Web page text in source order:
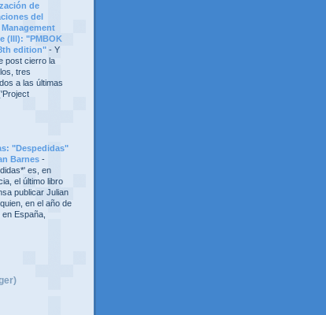
de
del
Management
(III): "PMBOK
edition" - Y
post cierro la
tres
a las últimas
"Despedidas"
Barnes -
es, en
el último libro
publicar Julian
en el año de
en España,